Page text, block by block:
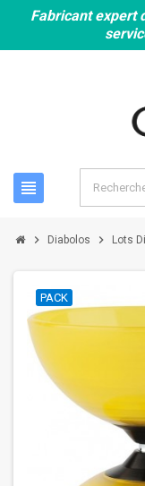
Fabricant expert
view_headline
chevron_right Diabolos chevron_right Lots
PACK